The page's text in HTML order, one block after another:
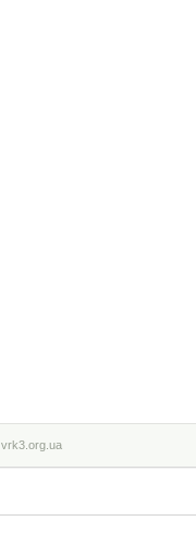
vrk3.org.ua